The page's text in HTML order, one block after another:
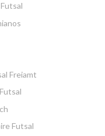
Freiamt
Futsal